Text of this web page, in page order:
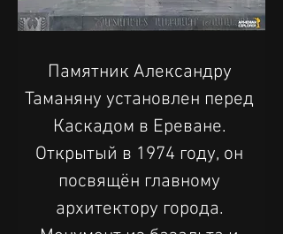
Памятник Александру
Таманяну установлен перед
Каскадом в Ереване.
Открытый в 1974 году, он
посвящён главному
архитектору города.